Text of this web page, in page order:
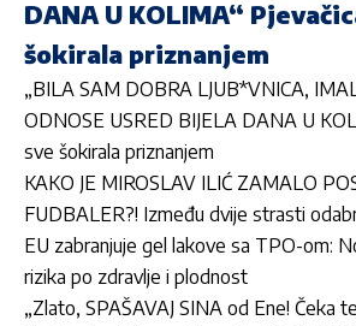
DANA U KOLIMA“
šokirala priznanjem
„BILA SAM DOBRA LJUB*VNICA,
ODNOSE USRED BIJELA DANA U
sve šokirala priznanjem
KAKO JE MIROSLAV ILIĆ ZAMALO
FUDBALER?! Između dvije strasti
EU zabranjuje gel lakove sa TPO-om:
rizika po zdravlje i plodnost
„Zlato, SPAŠAVAJ SINA od Ene! Čeka